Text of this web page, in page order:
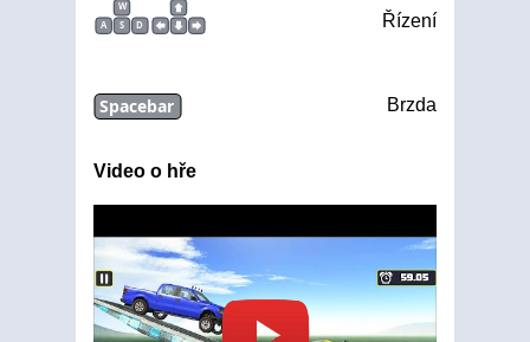
W
A
S D Řízení
Spacebar Brzda
Video o hře